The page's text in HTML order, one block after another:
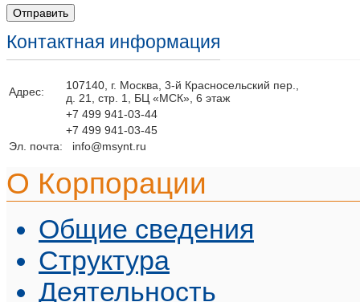
Контактная информация
Адрес:
107140, г. Москва, 3-й Красносельский пер.,
д. 21, стр. 1, БЦ «МСК», 6 этаж
+7 499 941-03-44
+7 499 941-03-45
Эл. почта:
info@msynt.ru
О Корпорации
Общие сведения
Структура
Деятельность